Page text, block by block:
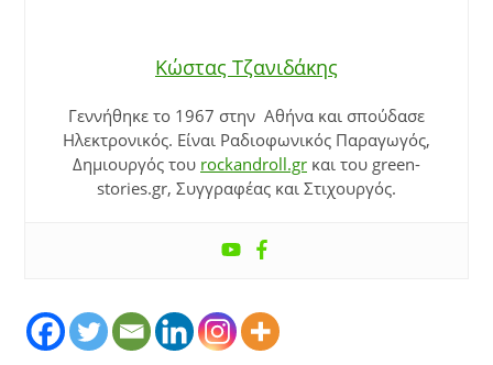
Κώστας Τζανιδάκης
Γεννήθηκε το 1967 στην Αθήνα και σπούδασε
Ηλεκτρονικός. Είναι Ραδιοφωνικός Παραγωγός,
Δημιουργός του rockandroll.gr και του green-
stories.gr, Συγγραφέας και Στιχουργός.